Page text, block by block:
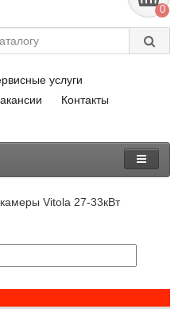
0
услуги
Контакты
Vitola 27-33кВт